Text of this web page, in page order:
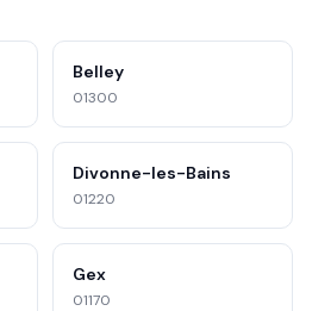
Belley
01300
Divonne-les-Bains
01220
Gex
01170